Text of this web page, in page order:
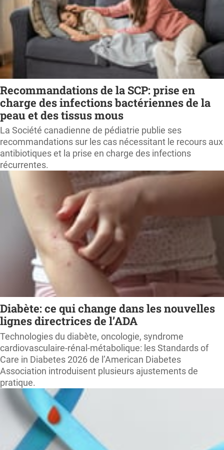
Recommandations de la SCP: prise en
charge des infections bactériennes de la
peau et des tissus mous
La Société canadienne de pédiatrie publie ses
recommandations sur les cas nécessitant le recours aux
antibiotiques et la prise en charge des infections
récurrentes.
Diabète: ce qui change dans les nouvelles
lignes directrices de l’ADA
Technologies du diabète, oncologie, syndrome
cardiovasculaire-rénal-métabolique: les Standards of
Care in Diabetes 2026 de l’American Diabetes
Association introduisent plusieurs ajustements de
pratique.